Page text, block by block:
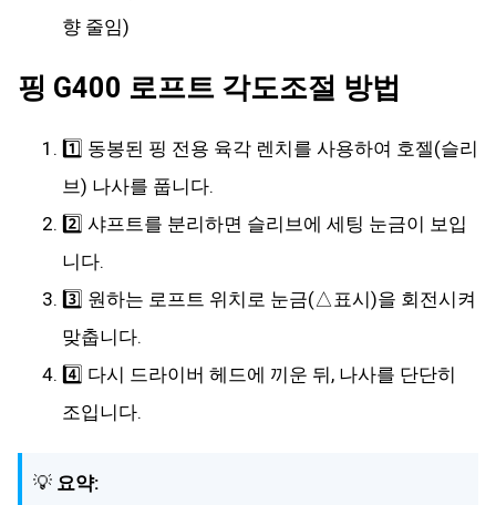
향 줄임)
핑 G400 로프트 각도조절 방법
1️⃣ 동봉된 핑 전용 육각 렌치를 사용하여 호젤(슬리
브) 나사를 풉니다.
2️⃣ 샤프트를 분리하면 슬리브에 세팅 눈금이 보입
니다.
3️⃣ 원하는 로프트 위치로 눈금(△표시)을 회전시켜
맞춥니다.
4️⃣ 다시 드라이버 헤드에 끼운 뒤, 나사를 단단히
조입니다.
💡 요약: